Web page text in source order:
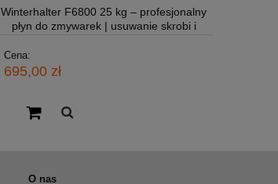
Winterhalter F6800 25 kg – profesjonalny
płyn do zmywarek | usuwanie skrobi i
Cena:
695,00 zł
O nas